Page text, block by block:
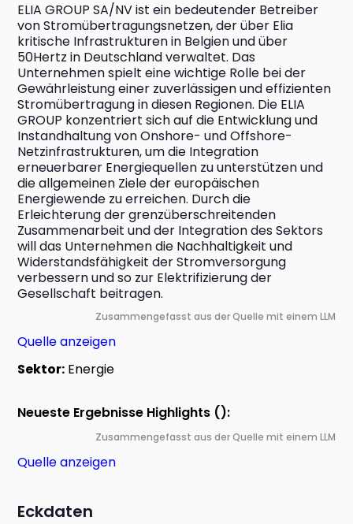
ELIA GROUP SA/NV ist ein bedeutender Betreiber
von Stromübertragungsnetzen, der über Elia
kritische Infrastrukturen in Belgien und über
50Hertz in Deutschland verwaltet. Das
Unternehmen spielt eine wichtige Rolle bei der
Gewährleistung einer zuverlässigen und effizienten
Stromübertragung in diesen Regionen. Die ELIA
GROUP konzentriert sich auf die Entwicklung und
Instandhaltung von Onshore- und Offshore-
Netzinfrastrukturen, um die Integration
erneuerbarer Energiequellen zu unterstützen und
die allgemeinen Ziele der europäischen
Energiewende zu erreichen. Durch die
Erleichterung der grenzüberschreitenden
Zusammenarbeit und der Integration des Sektors
will das Unternehmen die Nachhaltigkeit und
Widerstandsfähigkeit der Stromversorgung
verbessern und so zur Elektrifizierung der
Gesellschaft beitragen.
Zusammengefasst aus der Quelle mit einem LLM
Quelle anzeigen
Sektor: Energie
Neueste Ergebnisse Highlights ():
Zusammengefasst aus der Quelle mit einem LLM
Quelle anzeigen
Eckdaten